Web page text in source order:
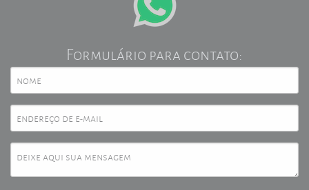
Formulário para contato: